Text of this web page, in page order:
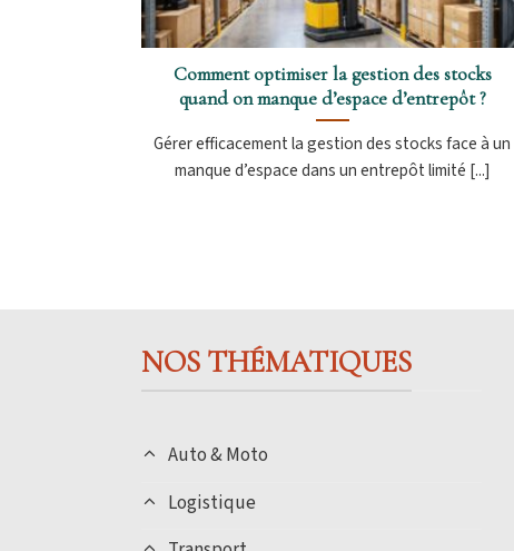
Comment optimiser la gestion des stocks
quand on manque d’espace d’entrepôt ?
Gérer efficacement la gestion des stocks face à un
manque d’espace dans un entrepôt limité [...]
NOS THÉMATIQUES
Auto & Moto
Logistique